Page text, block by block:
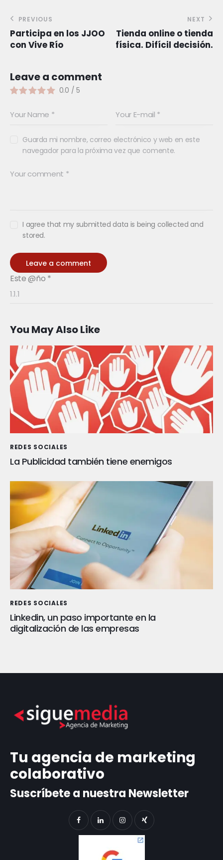
PREVIOUS
Participa en los JJOO
con Vive Río
NEXT
Tienda online o tienda
física. Difícil decisión.
Leave a comment
0.0 / 5
Guarda mi nombre, correo electrónico y web en este
navegador para la próxima vez que comente.
I agree that my submitted data is being collected and
stored.
Este @ño *
You May Also Like
REDES SOCIALES
La Publicidad también tiene enemigos
REDES SOCIALES
Linkedin, un paso importante en la
digitalización de las empresas
Tu agencia de marketing
colaborativo
Suscríbete a nuestra Newsletter